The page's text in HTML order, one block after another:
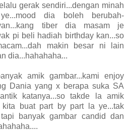
gerak sendiri...dengan minah
dia boleh berubah-
tiber dia masam je
pi beli hadiah birthday kan...so
makin besar ni lain
dia...hahahaha...
amik gambar...kami enjoy
Dania yang x berapa suka SA
katanya...so takde la amik
kita buat part by part la ye...tak
banyak gambar candid dan